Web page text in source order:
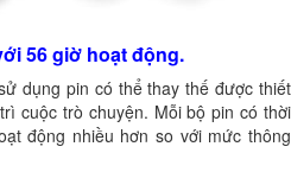
56 giờ hoạt động.
dụng pin có thể thay thế được thiết
cuộc trò chuyện. Mỗi bộ pin có thời
động nhiều hơn so với mức thông